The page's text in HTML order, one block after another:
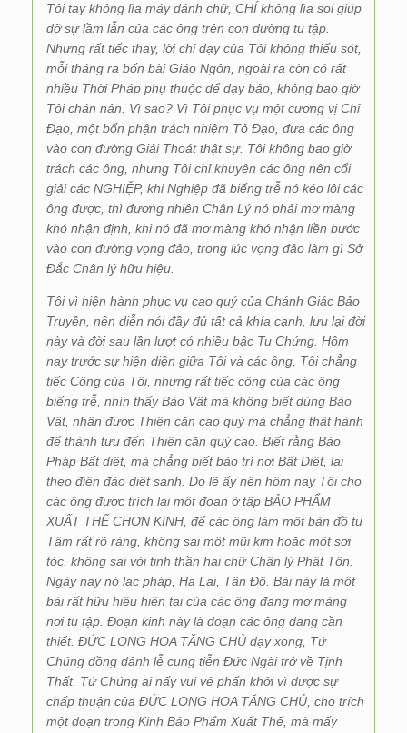
Tôi tay không lìa máy đánh chữ, CHÍ không lìa soi giúp
đỡ sự lầm lẫn của các ông trên con đường tu tập.
Nhưng rất tiếc thay, lời chỉ dạy của Tôi không thiếu sót,
mỗi tháng ra bốn bài Giáo Ngôn, ngoài ra còn có rất
nhiều Thời Pháp phụ thuộc để dạy bảo, không bao giờ
Tôi chán nản. Vì sao? Vì Tôi phục vụ một cương vị Chỉ
Đạo, một bổn phận trách nhiệm Tỏ Đạo, đưa các ông
vào con đường Giải Thoát thật sự. Tôi không bao giờ
trách các ông, nhưng Tôi chỉ khuyên các ông nên cổi
giải các NGHIỆP, khi Nghiệp đã biếng trễ nó kéo lôi các
ông được, thì đương nhiên Chân Lý nó phải mơ màng
khó nhận định, khi nó đã mơ màng khó nhận liền bước
vào con đường vọng đảo, trong lúc vọng đảo làm gì Sở
Đắc Chân lý hữu hiệu.
Tôi vì hiện hành phục vụ cao quý của Chánh Giác Bảo
Truyền, nên diễn nói đầy đủ tất cả khía cạnh, lưu lại đời
này và đời sau lần lượt có nhiều bậc Tu Chứng. Hôm
nay trước sự hiện diện giữa Tôi và các ông, Tôi chẳng
tiếc Công của Tôi, nhưng rất tiếc công của các ông
biếng trễ, nhìn thấy Bảo Vật mà không biết dùng Bảo
Vật, nhận được Thiện căn cao quý mà chẳng thật hành
để thành tựu đến Thiện căn quý cao. Biết rằng Bảo
Pháp Bất diệt, mà chẳng biết bảo trì nơi Bất Diệt, lại
theo điên đảo diệt sanh. Do lẽ ấy nên hôm nay Tôi cho
các ông được trích lại một đoạn ở tập BẢO PHẨM
XUẤT THẾ CHƠN KINH, để các ông làm một bản đồ tu
Tâm rất rõ ràng, không sai một mũi kim hoặc một sợi
tóc, không sai với tinh thần hai chữ Chân lý Phật Tôn.
Ngày nay nó lạc pháp, Hạ Lai, Tận Độ. Bài này là một
bài rất hữu hiệu hiện tại của các ông đang mơ màng
nơi tu tập. Đoạn kinh này là đoạn các ông đang cần
thiết. ĐỨC LONG HOA TĂNG CHỦ dạy xong, Tứ
Chúng đồng đảnh lễ cung tiễn Đức Ngài trở về Tịnh
Thất. Tứ Chúng ai nấy vui vẻ phấn khởi vì được sự
chấp thuận của ĐỨC LONG HOA TĂNG CHỦ, cho trích
một đoạn trong Kinh Bảo Phẩm Xuất Thế, mà mấy